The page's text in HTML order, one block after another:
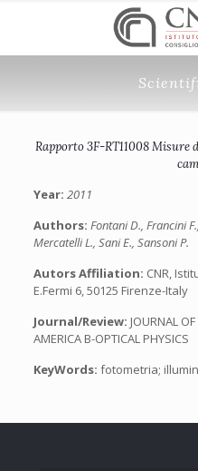
Rapporto 3F-RT11008
Year: 2011
Authors: Fontani D., Francini
Mercatelli L., Sani E., Sansoni P.
Autors Affiliation: CNR,
E.Fermi 6, 50125 Firenze-Italy
Journal/Review: JOURNAL
AMERICA B-OPTICAL PHYSICS
KeyWords: fotometria;